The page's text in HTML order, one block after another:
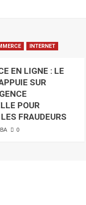
INTERNET
EN LIGNE : LE
SUR
POUR
FRAUDEURS
0